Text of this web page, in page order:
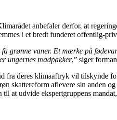
anbefaler derfor, at
i et bredt funderet offentlig-
grønne vaner. Et mærke på
ungernes madpakker,” siger
fra deres klimaaftryk vil tilskynde
skattereform aflevere sin anden
udvide ekspertgruppens